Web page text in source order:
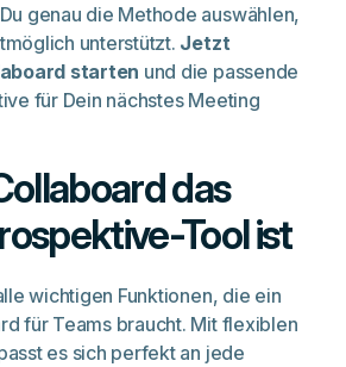
genau die Methode auswählen,
unterstützt. Jetzt
starten und die passende
für Dein nächstes Meeting
das
Tool ist
wichtigen Funktionen, die ein
für Teams braucht. Mit flexiblen
es sich perfekt an jede